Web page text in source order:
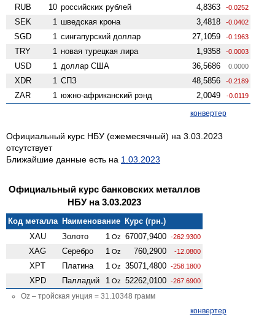
RUB 10 российских рублей 4,8363 -0.0252
SEK 1 шведская крона 3,4818 -0.0402
SGD 1 сингапурский доллар 27,1059 -0.1963
TRY 1 новая турецкая лира 1,9358 -0.0003
USD 1 доллар США 36,5686 0.0000
XDR 1 СПЗ 48,5856 -0.2189
ZAR 1 южно-африканский рэнд 2,0049 -0.0119
конвертер
Официальный курс НБУ (ежемесячный) на 3.03.2023
отсутствует
Ближайшие данные есть на 1.03.2023
Официальный курс банковских металлов
НБУ на 3.03.2023
Код металла Наименование Курс (грн.)
XAU
Золото 1 Oz 67007,9400 -262.9300
XAG Серебро 1 Oz 760,2900 -12.0800
XPT Платина 1 Oz 35071,4800 -258.1800
XPD Палладий 1 Oz 52262,0100 -267.6900
Oz – тройская унция = 31.10348 грамм
конвертер